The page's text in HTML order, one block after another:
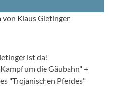
Klaus Gietinger.
ist da!
um die Gäubahn" +
"Trojanischen Pferdes"